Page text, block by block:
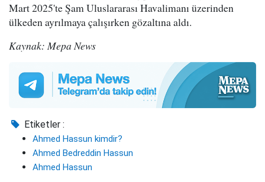
Mart 2025'te Şam Uluslararası Havalimanı üzerinden
ülkeden ayrılmaya çalışırken gözaltına aldı.
Kaynak: Mepa News
Etiketler :
Ahmed Hassun kimdir?
Ahmed Bedreddin Hassun
Ahmed Hassun